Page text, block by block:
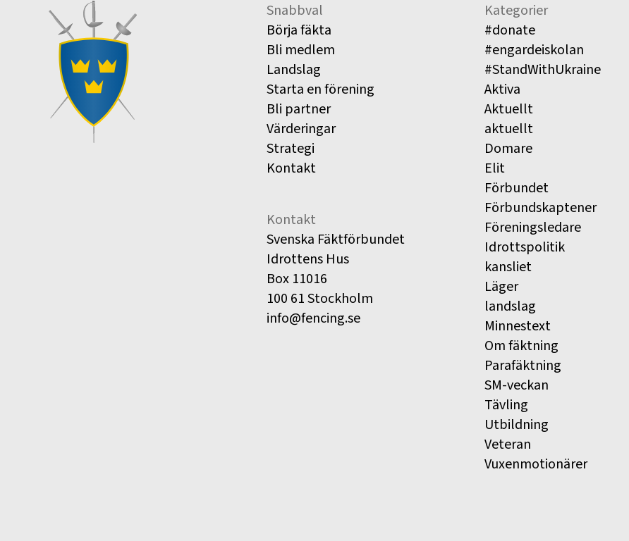
Snabbval
Börja fäkta
Bli medlem
Landslag
Starta en förening
Bli partner
Värderingar
Strategi
Kontakt
Kontakt
Svenska Fäktförbundet
Idrottens Hus
Box 11016
100 61 Stockholm
info@fencing.se
Kategorier
#donate
#engardeiskolan
#StandWithUkraine
Aktiva
Aktuellt
aktuellt
Domare
Elit
Förbundet
Förbundskaptener
Föreningsledare
Idrottspolitik
kansliet
Läger
landslag
Minnestext
Om fäktning
Parafäktning
SM-veckan
Tävling
Utbildning
Veteran
Vuxenmotionärer